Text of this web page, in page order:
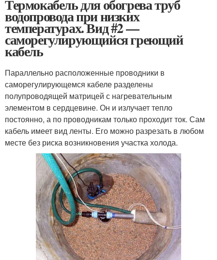
Термокабель для обогрева труб
водопровода при низких
температурах. Вид #2 —
саморегулирующийся греющий
кабель
Параллельно расположенные проводники в
саморегулирующемся кабеле разделены
полупроводящей матрицей с нагревательным
элементом в сердцевине. Он и излучает тепло
постоянно, а по проводникам только проходит ток. Сам
кабель имеет вид ленты. Его можно разрезать в любом
месте без риска возникновения участка холода.